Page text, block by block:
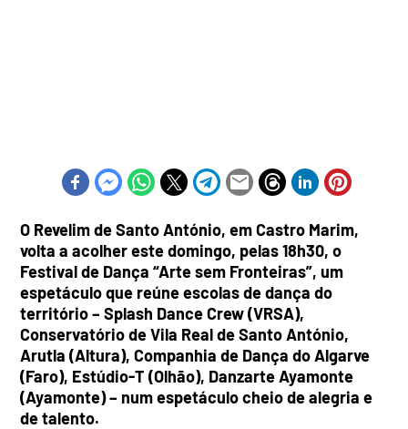
O Revelim de Santo António, em Castro Marim,
volta a acolher este domingo, pelas 18h30, o
Festival de Dança “Arte sem Fronteiras”, um
espetáculo que reúne escolas de dança do
território – Splash Dance Crew (VRSA),
Conservatório de Vila Real de Santo António,
Arutla (Altura), Companhia de Dança do Algarve
(Faro), Estúdio-T (Olhão), Danzarte Ayamonte
(Ayamonte) – num espetáculo cheio de alegria e
de talento.